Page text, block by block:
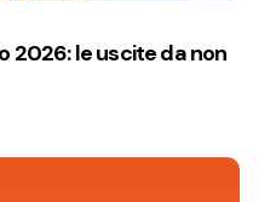
2026: le uscite da non